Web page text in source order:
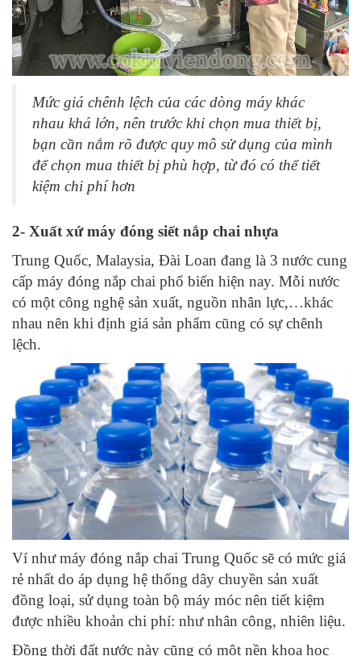
Mức giá chênh lệch của các dòng máy khác
nhau khá lớn, nên trước khi chọn mua thiết bị,
bạn cần nắm rõ được quy mô sử dụng của mình
để chọn mua thiết bị phù hợp, từ đó có thể tiết
kiệm chi phí hơn
2- Xuất xứ máy đóng siết nắp chai nhựa
Trung Quốc, Malaysia, Đài Loan đang là 3 nước cung
cấp máy đóng nắp chai phổ biến hiện nay. Mỗi nước
có một công nghệ sản xuất, nguồn nhân lực,…khác
nhau nên khi định giá sản phẩm cũng có sự chênh
lệch.
Ví như máy đóng nắp chai Trung Quốc sẽ có mức giá
rẻ nhất do áp dụng hệ thống dây chuyền sản xuất
đồng loại, sử dụng toàn bộ máy móc nên tiết kiệm
được nhiều khoản chi phí: như nhân công, nhiên liệu.
Đồng thời đất nước này cũng có một nền khoa học